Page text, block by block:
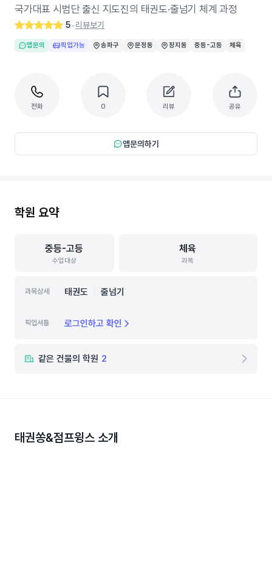
국가대표 시범단 출신 지도진의 태권도·줄넘기 체계 과정
5‧ 리뷰보기
앱문의 픽업가능 송파구 문정동 장지동 중등-고등 체육
전화 0 리뷰 공유
앱문의하기
학원 요약
중등-고등
수업대상
체육
과목
과목상세 태권도 줄넘기
픽업셔틀 로그인하고 확인
같은 건물의 학원 2
태권쏭&점프윙스 소개